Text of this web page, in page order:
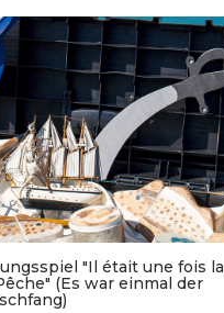
"Il était une fois la
(Es war einmal der